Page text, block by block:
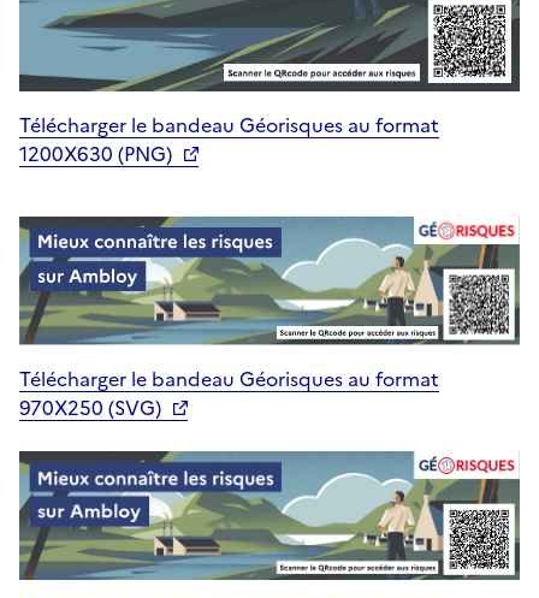
Télécharger le bandeau Géorisques au format
1200X630 (PNG)
Télécharger le bandeau Géorisques au format
970X250 (SVG)